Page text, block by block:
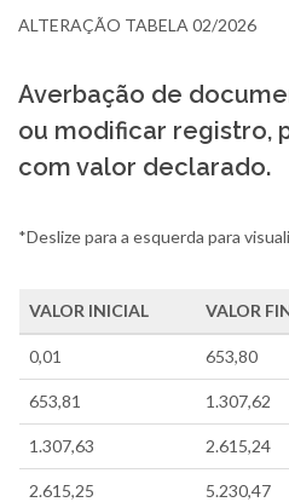
ALTERAÇÃO TABELA 02/2026
Averbação de
ou modificar registro,
com valor declarado.
*Deslize para a esquerda para
VALOR INICIAL VALOR
0,01 653,80
653,81 1.307,62
1.307,63 2.615,24
2.615,25 5.230,47